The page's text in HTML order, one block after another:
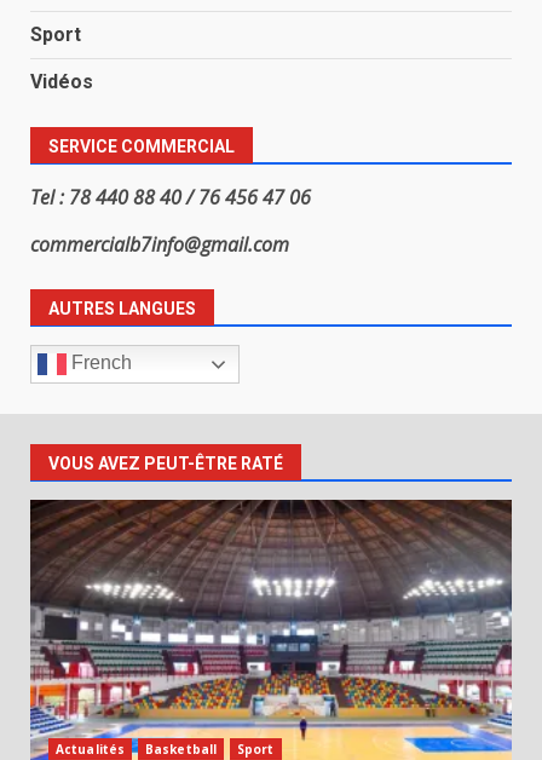
Sport
Vidéos
SERVICE COMMERCIAL
Tel : 78 440 88 40 / 76 456 47 06
commercialb7info@gmail.com
AUTRES LANGUES
French
VOUS AVEZ PEUT-ÊTRE RATÉ
Actualités Basketball Sport